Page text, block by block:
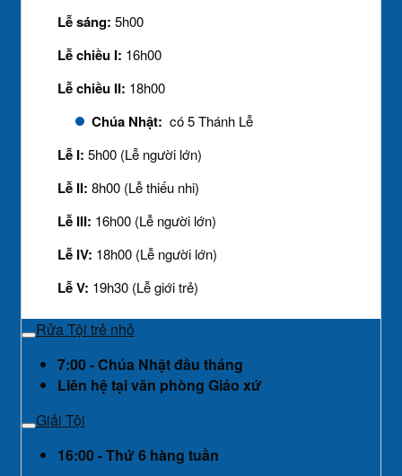
Lễ sáng: 5h00
Lễ chiều I: 16h00
Lễ chiều II: 18h00
Chúa Nhật: có 5 Thánh Lễ
Lễ I: 5h00 (Lễ người lớn)
Lễ II: 8h00 (Lễ thiếu nhi)
Lễ III: 16h00 (Lễ người lớn)
Lễ IV: 18h00 (Lễ người lớn)
Lễ V: 19h30 (Lễ giới trẻ)
Rửa Tội trẻ nhỏ
7:00 - Chúa Nhật đầu tháng
Liên hệ tại văn phòng Giáo xứ
Giải Tội
16:00 - Thứ 6 hàng tuần